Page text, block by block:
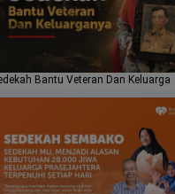
Bantu Veteran Dan Keluarga